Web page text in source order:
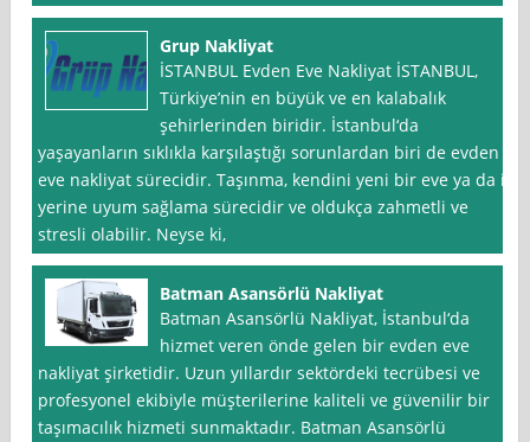
Grup Nakliyat
İSTANBUL Evden Eve Nakliyat İSTANBUL,
Türkiye’nin en büyük ve en kalabalık
şehirlerinden biridir. İstanbul‘da
yaşayanların sıklıkla karşılaştığı sorunlardan biri de evden
eve nakliyat sürecidir. Taşınma, kendini yeni bir eve ya da iş
yerine uyum sağlama sürecidir ve oldukça zahmetli ve
stresli olabilir. Neyse ki,
Batman Asansörlü Nakliyat
Batman Asansörlü Nakliyat, İstanbul‘da
hizmet veren önde gelen bir evden eve
nakliyat şirketidir. Uzun yıllardır sektördeki tecrübesi ve
profesyonel ekibiyle müşterilerine kaliteli ve güvenilir bir
taşımacılık hizmeti sunmaktadır. Batman Asansörlü